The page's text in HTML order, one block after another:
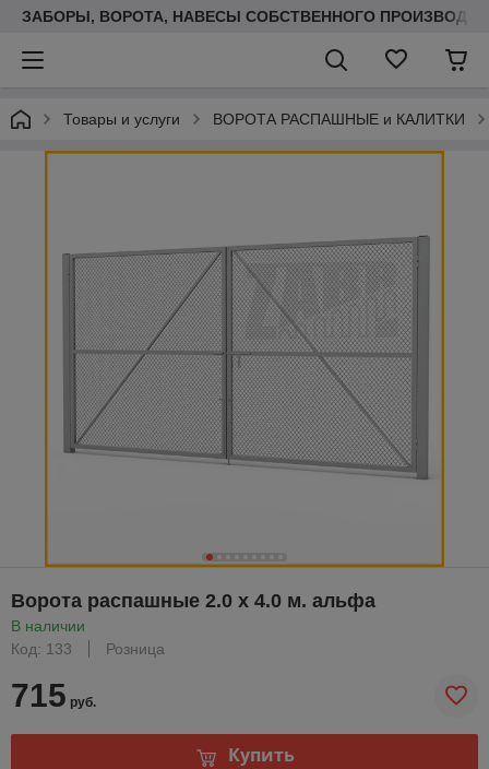
ЗАБОРЫ, ВОРОТА, НАВЕСЫ СОБСТВЕННОГО
Товары и услуги ВОРОТА РАСПАШНЫЕ и КАЛИТКИ
Ворота распашные 2.0 х 4.0 м. альфа
В наличии
Код: 133
Розница
715 руб.
Купить